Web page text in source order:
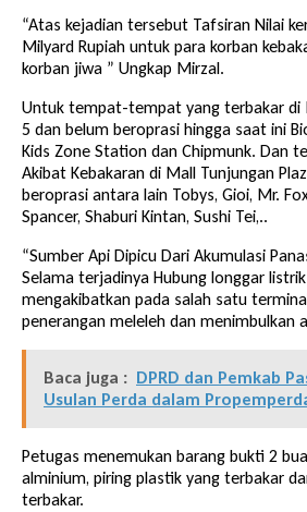
“Atas kejadian tersebut Tafsiran Nilai
Milyard Rupiah untuk para korban
korban jiwa ” Ungkap Mirzal.
Untuk tempat-tempat yang terbakar di
5 dan belum beroprasi hingga saat ini
Kids Zone Station dan Chipmunk. Dan
Akibat Kebakaran di Mall Tunjungan
beroprasi antara lain Tobys, Gioi, Mr.
Spancer, Shaburi Kintan, Sushi Tei,..
“Sumber Api Dipicu Dari Akumulasi
Selama terjadinya Hubung longgar
mengakibatkan pada salah satu
penerangan meleleh dan menimbulkan
Baca juga : DPRD dan Pemkab
Usulan Perda dalam
Petugas menemukan barang bukti 2
alminium, piring plastik yang terbakar
terbakar.